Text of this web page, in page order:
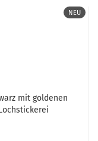
NEU
mit goldenen